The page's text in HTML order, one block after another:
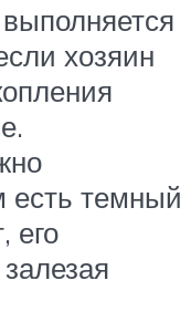
хозяин
есть темный
его